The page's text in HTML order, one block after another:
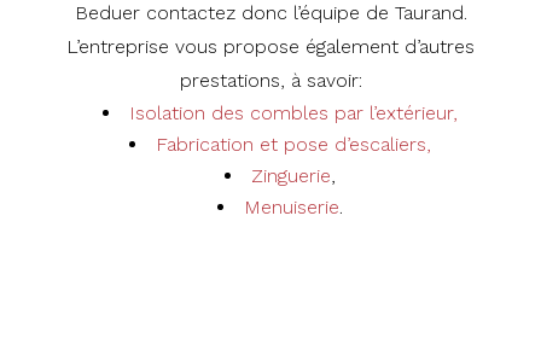
Beduer contactez donc l’équipe de Taurand.
L’entreprise vous propose également d’autres
prestations, à savoir:
Isolation des combles par l’extérieur,
Fabrication et pose d’escaliers,
Zinguerie,
Menuiserie.